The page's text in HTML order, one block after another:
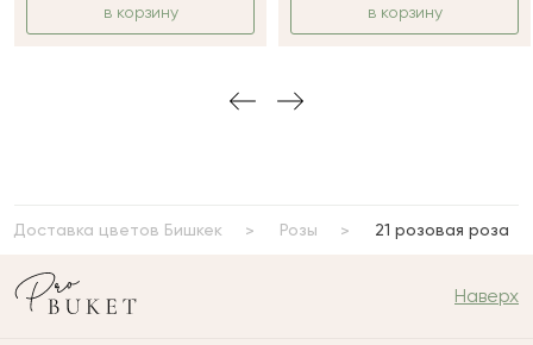
в корзину в корзину
Доставка цветов Бишкек Розы 21 розовая роза
Наверх